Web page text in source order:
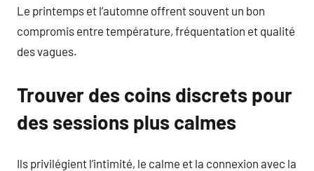
Le printemps et l’automne offrent souvent un bon
compromis entre température, fréquentation et qualité
des vagues.
Trouver des coins discrets pour
des sessions plus calmes
Ils privilégient l’intimité, le calme et la connexion avec la